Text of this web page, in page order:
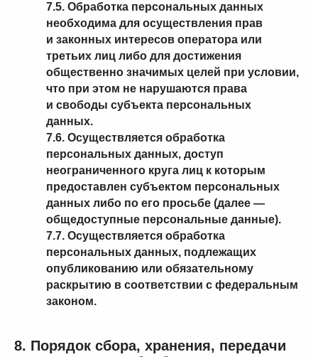
7.5. Обработка персональных данных
необходима для осуществления прав
и законных интересов оператора или
третьих лиц либо для достижения
общественно значимых целей при условии,
что при этом не нарушаются права
и свободы субъекта персональных
данных.
7.6. Осуществляется обработка
персональных данных, доступ
неограниченного круга лиц к которым
предоставлен субъектом персональных
данных либо по его просьбе (далее —
общедоступные персональные данные).
7.7. Осуществляется обработка
персональных данных, подлежащих
опубликованию или обязательному
раскрытию в соответствии с федеральным
законом.
8. Порядок сбора, хранения, передачи